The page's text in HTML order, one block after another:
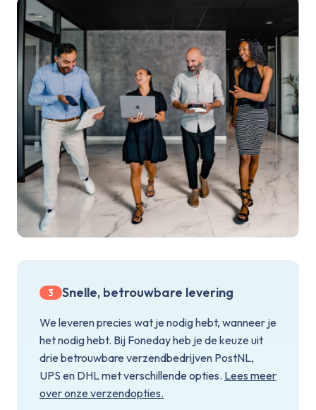
3 Snelle, betrouwbare levering
We leveren precies wat je nodig hebt, wanneer je
het nodig hebt. Bij Foneday heb je de keuze uit
drie betrouwbare verzendbedrijven PostNL,
UPS en DHL met verschillende opties. Lees meer
over onze verzendopties.